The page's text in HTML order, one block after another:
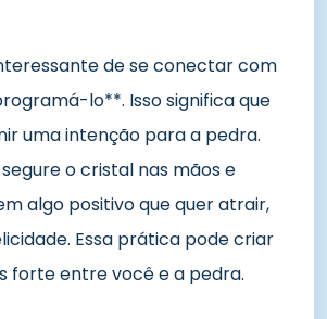
de se conectar com
lo**. Isso significa que
uma intenção para a pedra.
o cristal nas mãos e
algo positivo que quer atrair,
Essa prática pode criar
forte entre você e a pedra.